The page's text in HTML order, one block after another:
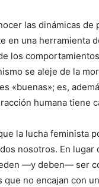
las dinámicas
en una herramienta
los
se aleje de la
«buenas»; es,
humana tiene
la lucha feminista
nosotros. En lugar
—y deben— ser
no encajan con